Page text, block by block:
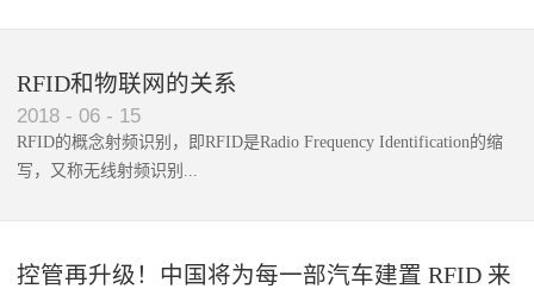
RFID和物联网的关系
2018 - 06 - 15
RFID的概念射频识别，即RFID是Radio Frequency Identification的缩
写，又称无线射频识别...
控管再升级！中国将为每一部汽车建置 RFID 来